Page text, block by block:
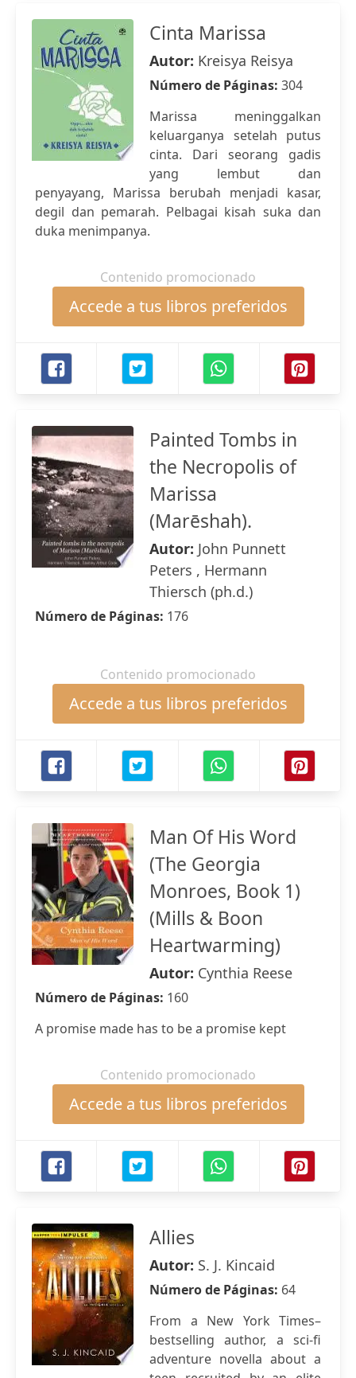
Cinta Marissa
Autor: Kreisya Reisya
Número de Páginas: 304
Marissa meninggalkan
keluarganya setelah putus
cinta. Dari seorang gadis
yang lembut dan
penyayang, Marissa berubah menjadi kasar,
degil dan pemarah. Pelbagai kisah suka dan
duka menimpanya.
Contenido promocionado
Accede a tus libros preferidos
Painted Tombs in
the Necropolis of
Marissa
(Marēshah).
Autor: John Punnett
Peters , Hermann
Thiersch (ph.d.)
Número de Páginas: 176
Contenido promocionado
Accede a tus libros preferidos
Man Of His Word
(The Georgia
Monroes, Book 1)
(Mills & Boon
Heartwarming)
Autor: Cynthia Reese
Número de Páginas: 160
A promise made has to be a promise kept
Contenido promocionado
Accede a tus libros preferidos
Allies
Autor: S. J. Kincaid
Número de Páginas: 64
From a New York Times–
bestselling author, a sci-fi
adventure novella about a